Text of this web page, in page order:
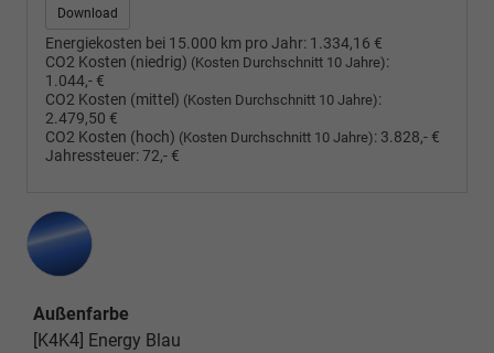
Download
Energiekosten bei 15.000 km pro Jahr: 1.334,16 €
CO2 Kosten (niedrig) (Kosten Durchschnitt 10 Jahre):
1.044,- €
CO2 Kosten (mittel) (Kosten Durchschnitt 10 Jahre):
2.479,50 €
CO2 Kosten (hoch) (Kosten Durchschnitt 10 Jahre): 3.828,- €
Jahressteuer:72,- €
Außenfarbe
[K4K4] Energy Blau